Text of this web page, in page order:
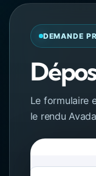
DEMANDE
Le formulaire
le rendu